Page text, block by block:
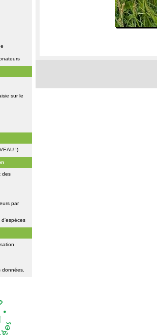
sur le
!)
des
par
d'espèces
données.